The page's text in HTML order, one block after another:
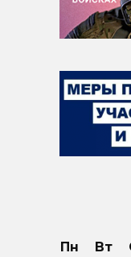
Пн Вт